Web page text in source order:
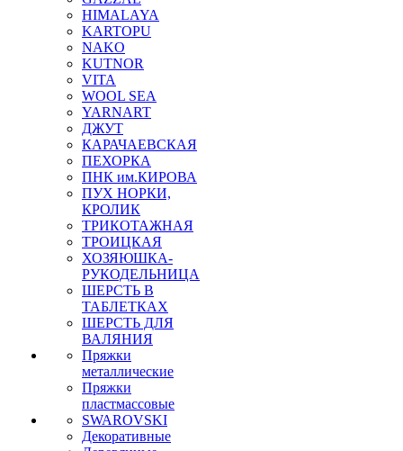
HIMALAYA
KARTOPU
NAKO
KUTNOR
VITA
WOOL SEA
YARNART
ДЖУТ
КАРАЧАЕВСКАЯ
ПЕХОРКА
ПНК им.КИРОВА
ПУХ НОРКИ,
КРОЛИК
ТРИКОТАЖНАЯ
ТРОИЦКАЯ
ХОЗЯЮШКА-
РУКОДЕЛЬНИЦА
ШЕРСТЬ В
ТАБЛЕТКАХ
ШЕРСТЬ ДЛЯ
ВАЛЯНИЯ
Пряжки
металлические
Пряжки
пластмассовые
SWAROVSKI
Декоративные